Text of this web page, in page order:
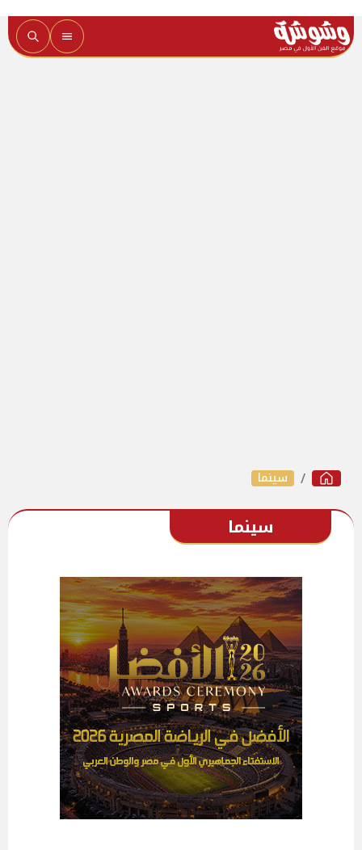
سينما
سينما